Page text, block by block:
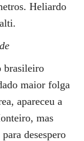
Heliardo
brasileiro
maior folga
apareceu a
mas
desespero